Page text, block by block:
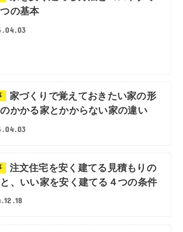
の基本
家づくりで覚えておきたい家の形
かかる家とかからない家の違い
注文住宅を安く建てる見積もりの
、いい家を安く建てる４つの条件